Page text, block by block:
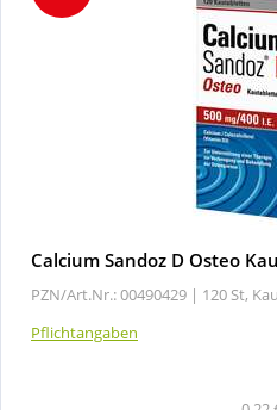
Calcium Sandoz D Osteo
PZN/Art.Nr.: 00490429 | 120 St,
Pflichtangaben